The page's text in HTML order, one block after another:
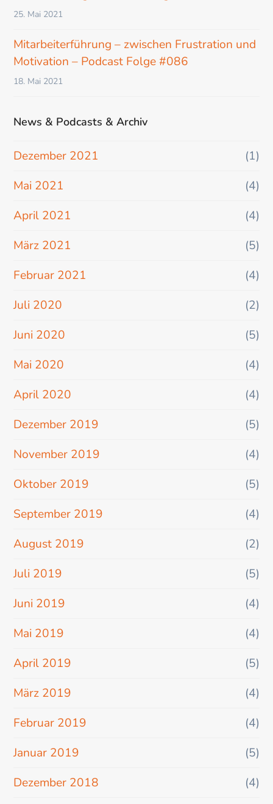
25. Mai 2021
Mitarbeiterführung – zwischen Frustration und
Motivation – Podcast Folge #086
18. Mai 2021
News & Podcasts & Archiv
Dezember 2021
(1)
Mai 2021
(4)
April 2021
(4)
März 2021
(5)
Februar 2021
(4)
Juli 2020
(2)
Juni 2020
(5)
Mai 2020
(4)
April 2020
(4)
Dezember 2019
(5)
November 2019
(4)
Oktober 2019
(5)
September 2019
(4)
August 2019
(2)
Juli 2019
(5)
Juni 2019
(4)
Mai 2019
(4)
April 2019
(5)
März 2019
(4)
Februar 2019
(4)
Januar 2019
(5)
Dezember 2018
(4)